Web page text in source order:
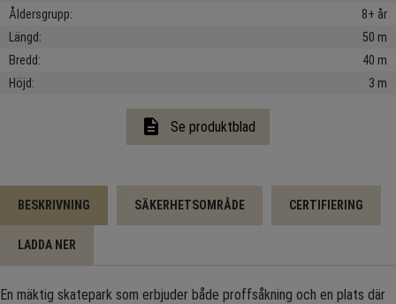
Åldersgrupp
8+ år
Längd
50 m
Bredd
40 m
Höjd
3 m
description Se produktblad
BESKRIVNING SÄKERHETSOMRÅDE CERTIFIERING
LADDA NER
En mäktig skatepark som erbjuder både proffsåkning och en plats där